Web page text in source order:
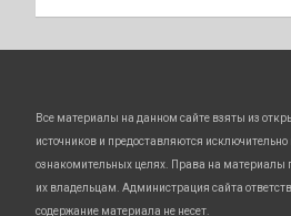
Все материалы на данном сайте взяты из
источников и предоставляются исключительно
ознакомительных целях. Права на материалы
их владельцам. Администрация сайта
содержание материала не несет.